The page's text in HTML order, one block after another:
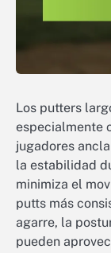
Los putters
especialmente
jugadores
la estabilidad
minimiza el
putts más
agarre, la
pueden